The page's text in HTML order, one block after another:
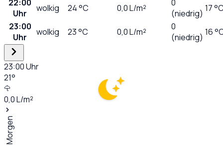
22:00
Uhr
wolkig 24°C 0,0L/m²
0
(niedrig) 17
23:00
Uhr
wolkig 23°C 0,0L/m²
0
(niedrig) 16
23:00Uhr
21°
0,0L/m²
Morgen